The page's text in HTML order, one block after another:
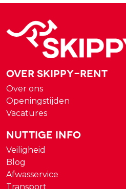
Over Skippy-rent
Over ons
Openingstijden
Vacatures
Nuttige Info
Veiligheid
Blog
Afwasservice
Transport